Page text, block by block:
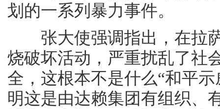
划的一系列暴力事件。
张大使强调指出，在拉萨
烧破坏活动，严重扰乱了社
全，这根本不是什么“和平
明这是由达赖集团有组织、